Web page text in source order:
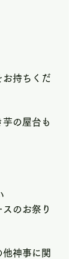
お持ちくだ
の屋台も
のお祭り
神事に関